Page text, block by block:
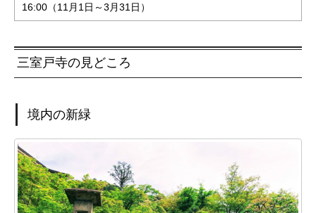
16:00（11月1日～3月31日）
三室戸寺の見どころ
境内の新緑